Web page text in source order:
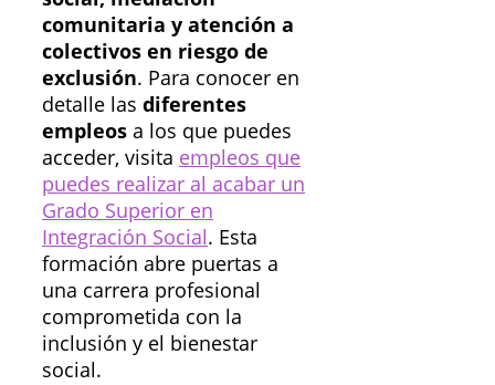
comunitaria y atención a
colectivos en riesgo de
exclusión. Para conocer en
detalle las diferentes
empleos a los que puedes
acceder, visita empleos que
puedes realizar al acabar un
Grado Superior en
Integración Social. Esta
formación abre puertas a
una carrera profesional
comprometida con la
inclusión y el bienestar
social.